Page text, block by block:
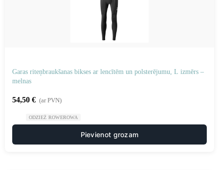
Garas riteņbraukšanas bikses ar lencītēm un polsterējumu, L izmērs –
melnas
54,50 € (ar PVN)
ODZIEŻ ROWEROWA
Pievienot grozam